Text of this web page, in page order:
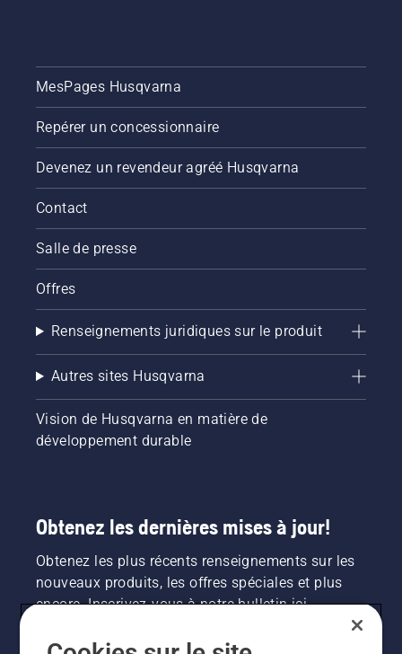
MesPages Husqvarna
Repérer un concessionnaire
Devenez un revendeur agréé Husqvarna
Contact
Salle de presse
Offres
Renseignements juridiques sur le produit
Autres sites Husqvarna
Vision de Husqvarna en matière de
développement durable
Obtenez les dernières mises à jour!
Obtenez les plus récents renseignements sur les
nouveaux produits, les offres spéciales et plus
encore. Inscrivez-vous à notre bulletin ici.